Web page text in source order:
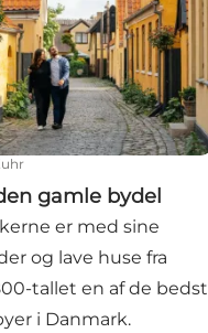
gamle bydel
er med sine
og lave huse fra
tallet en af de bedst
i Danmark.